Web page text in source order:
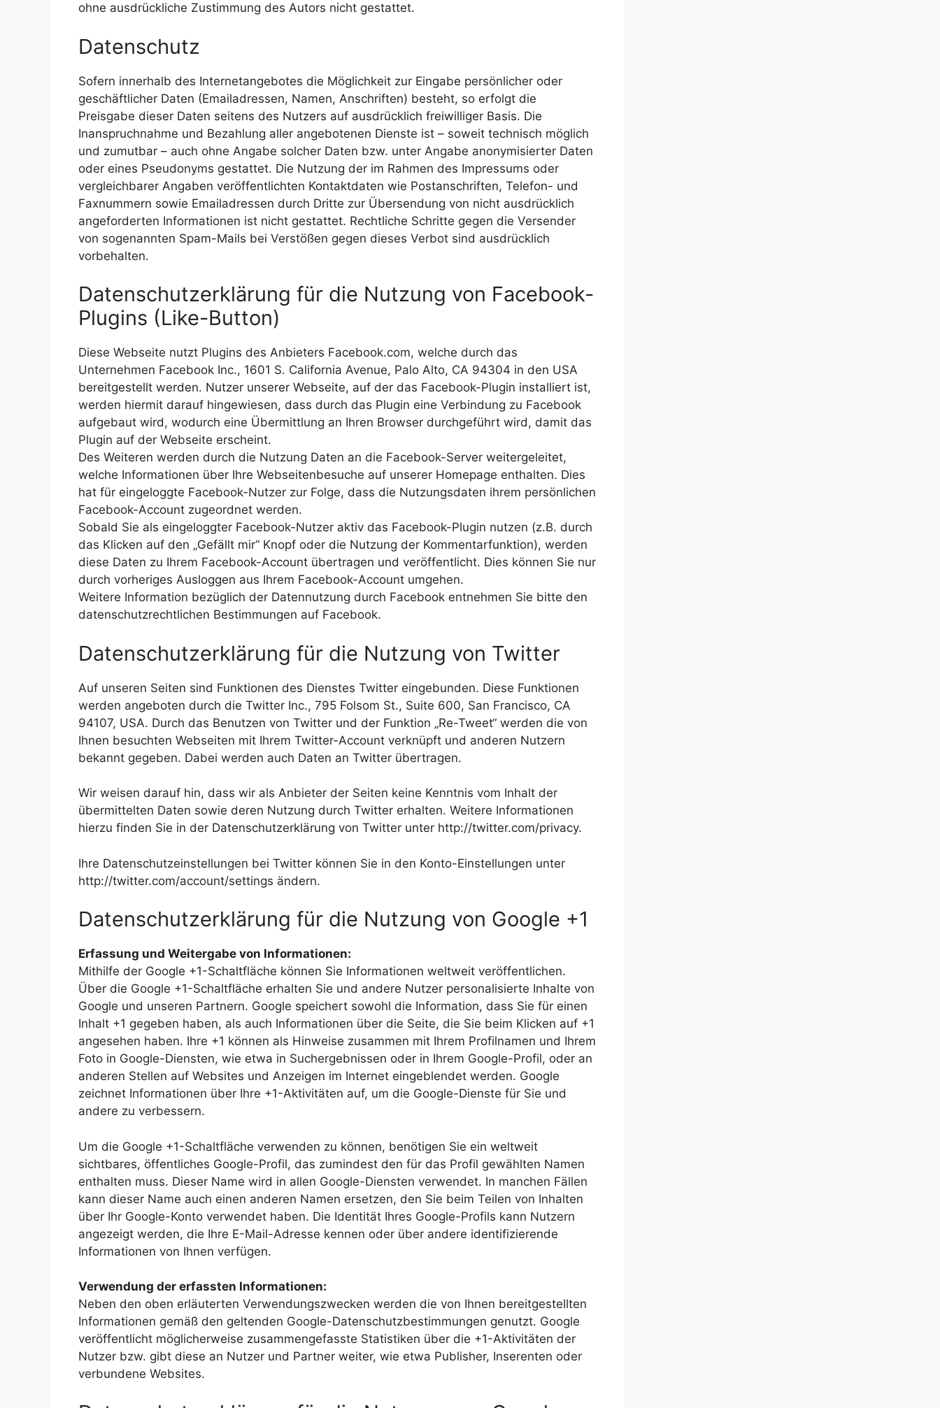
ohne ausdrückliche Zustimmung des Autors nicht gestattet.
Datenschutz
Sofern innerhalb des Internetangebotes die Möglichkeit zur Eingabe persönlicher oder
geschäftlicher Daten (Emailadressen, Namen, Anschriften) besteht, so erfolgt die
Preisgabe dieser Daten seitens des Nutzers auf ausdrücklich freiwilliger Basis. Die
Inanspruchnahme und Bezahlung aller angebotenen Dienste ist – soweit technisch möglich
und zumutbar – auch ohne Angabe solcher Daten bzw. unter Angabe anonymisierter Daten
oder eines Pseudonyms gestattet. Die Nutzung der im Rahmen des Impressums oder
vergleichbarer Angaben veröffentlichten Kontaktdaten wie Postanschriften, Telefon- und
Faxnummern sowie Emailadressen durch Dritte zur Übersendung von nicht ausdrücklich
angeforderten Informationen ist nicht gestattet. Rechtliche Schritte gegen die Versender
von sogenannten Spam-Mails bei Verstößen gegen dieses Verbot sind ausdrücklich
vorbehalten.
Datenschutzerklärung für die Nutzung von Facebook-
Plugins (Like-Button)
Diese Webseite nutzt Plugins des Anbieters Facebook.com, welche durch das
Unternehmen Facebook Inc., 1601 S. California Avenue, Palo Alto, CA 94304 in den USA
bereitgestellt werden. Nutzer unserer Webseite, auf der das Facebook-Plugin installiert ist,
werden hiermit darauf hingewiesen, dass durch das Plugin eine Verbindung zu Facebook
aufgebaut wird, wodurch eine Übermittlung an Ihren Browser durchgeführt wird, damit das
Plugin auf der Webseite erscheint.
Des Weiteren werden durch die Nutzung Daten an die Facebook-Server weitergeleitet,
welche Informationen über Ihre Webseitenbesuche auf unserer Homepage enthalten. Dies
hat für eingeloggte Facebook-Nutzer zur Folge, dass die Nutzungsdaten ihrem persönlichen
Facebook-Account zugeordnet werden.
Sobald Sie als eingeloggter Facebook-Nutzer aktiv das Facebook-Plugin nutzen (z.B. durch
das Klicken auf den „Gefällt mir“ Knopf oder die Nutzung der Kommentarfunktion), werden
diese Daten zu Ihrem Facebook-Account übertragen und veröffentlicht. Dies können Sie nur
durch vorheriges Ausloggen aus Ihrem Facebook-Account umgehen.
Weitere Information bezüglich der Datennutzung durch Facebook entnehmen Sie bitte den
datenschutzrechtlichen Bestimmungen auf Facebook.
Datenschutzerklärung für die Nutzung von Twitter
Auf unseren Seiten sind Funktionen des Dienstes Twitter eingebunden. Diese Funktionen
werden angeboten durch die Twitter Inc., 795 Folsom St., Suite 600, San Francisco, CA
94107, USA. Durch das Benutzen von Twitter und der Funktion „Re-Tweet“ werden die von
Ihnen besuchten Webseiten mit Ihrem Twitter-Account verknüpft und anderen Nutzern
bekannt gegeben. Dabei werden auch Daten an Twitter übertragen.
Wir weisen darauf hin, dass wir als Anbieter der Seiten keine Kenntnis vom Inhalt der
übermittelten Daten sowie deren Nutzung durch Twitter erhalten. Weitere Informationen
hierzu finden Sie in der Datenschutzerklärung von Twitter unter http://twitter.com/privacy.
Ihre Datenschutzeinstellungen bei Twitter können Sie in den Konto-Einstellungen unter
http://twitter.com/account/settings ändern.
Datenschutzerklärung für die Nutzung von Google +1
Erfassung und Weitergabe von Informationen:
Mithilfe der Google +1-Schaltfläche können Sie Informationen weltweit veröffentlichen.
Über die Google +1-Schaltfläche erhalten Sie und andere Nutzer personalisierte Inhalte von
Google und unseren Partnern. Google speichert sowohl die Information, dass Sie für einen
Inhalt +1 gegeben haben, als auch Informationen über die Seite, die Sie beim Klicken auf +1
angesehen haben. Ihre +1 können als Hinweise zusammen mit Ihrem Profilnamen und Ihrem
Foto in Google-Diensten, wie etwa in Suchergebnissen oder in Ihrem Google-Profil, oder an
anderen Stellen auf Websites und Anzeigen im Internet eingeblendet werden. Google
zeichnet Informationen über Ihre +1-Aktivitäten auf, um die Google-Dienste für Sie und
andere zu verbessern.
Um die Google +1-Schaltfläche verwenden zu können, benötigen Sie ein weltweit
sichtbares, öffentliches Google-Profil, das zumindest den für das Profil gewählten Namen
enthalten muss. Dieser Name wird in allen Google-Diensten verwendet. In manchen Fällen
kann dieser Name auch einen anderen Namen ersetzen, den Sie beim Teilen von Inhalten
über Ihr Google-Konto verwendet haben. Die Identität Ihres Google-Profils kann Nutzern
angezeigt werden, die Ihre E-Mail-Adresse kennen oder über andere identifizierende
Informationen von Ihnen verfügen.
Verwendung der erfassten Informationen:
Neben den oben erläuterten Verwendungszwecken werden die von Ihnen bereitgestellten
Informationen gemäß den geltenden Google-Datenschutzbestimmungen genutzt. Google
veröffentlicht möglicherweise zusammengefasste Statistiken über die +1-Aktivitäten der
Nutzer bzw. gibt diese an Nutzer und Partner weiter, wie etwa Publisher, Inserenten oder
verbundene Websites.